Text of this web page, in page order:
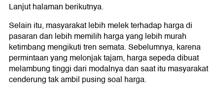
Lanjut halaman berikutnya.
Selain itu, masyarakat lebih melek terhadap harga di
pasaran dan lebih memilih harga yang lebih murah
ketimbang mengikuti tren semata. Sebelumnya, karena
permintaan yang melonjak tajam, harga sepeda dibuat
melambung tinggi dari modalnya dan saat itu masyarakat
cenderung tak ambil pusing soal harga.